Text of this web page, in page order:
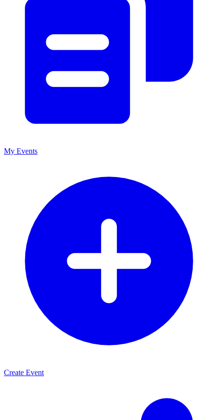
My Events
Create Event